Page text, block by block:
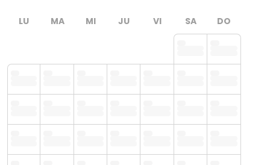
LU MA MI JU VI SA DO